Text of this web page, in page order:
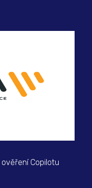
Copilotu